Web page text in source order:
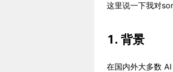
这里说一下我对
1. 背景
在国内外大多数